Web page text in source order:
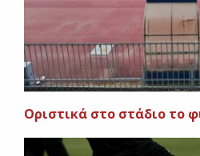
Oριστικά στο στάδιο το